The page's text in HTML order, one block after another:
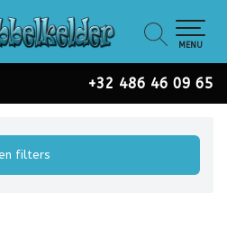
+32 486 46 09 65
MENU
filters